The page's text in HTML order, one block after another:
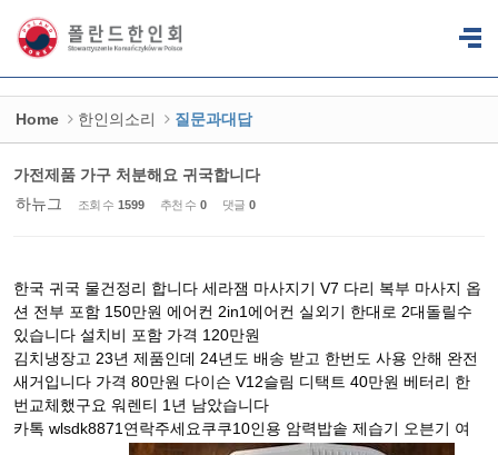
Home 한인의소리 질문과대답
가전제품 가구 처분해요 귀국합니다
하뉴그
조회 수 1599 추천 수 0 댓글 0
한국 귀국 물건정리 합니다 세라잼 마사지기 V7 다리 복부 마사지 옵
션 전부 포함 150만원 에어컨 2in1에어컨 실외기 한대로 2대돌릴수
있습니다 설치비 포함 가격 120만원
김치냉장고 23년 제품인데 24년도 배송 받고 한번도 사용 안해 완전
새거입니다 가격 80만원 다이슨 V12슬림 디택트 40만원 베터리 한
번교체했구요 워렌티 1년 남았습니다
카톡 wlsdk8871연락주세요쿠쿠10인용 암력밥솥 제습기 오븐기 여